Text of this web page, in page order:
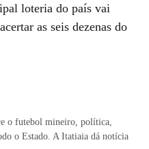
loteria do país vai
as seis dezenas do
o futebol mineiro, política,
o Estado. A Itatiaia dá notícia